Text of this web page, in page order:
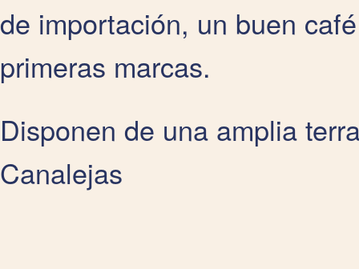
de importación, un buen
primeras marcas.
Disponen de una amplia
Canalejas